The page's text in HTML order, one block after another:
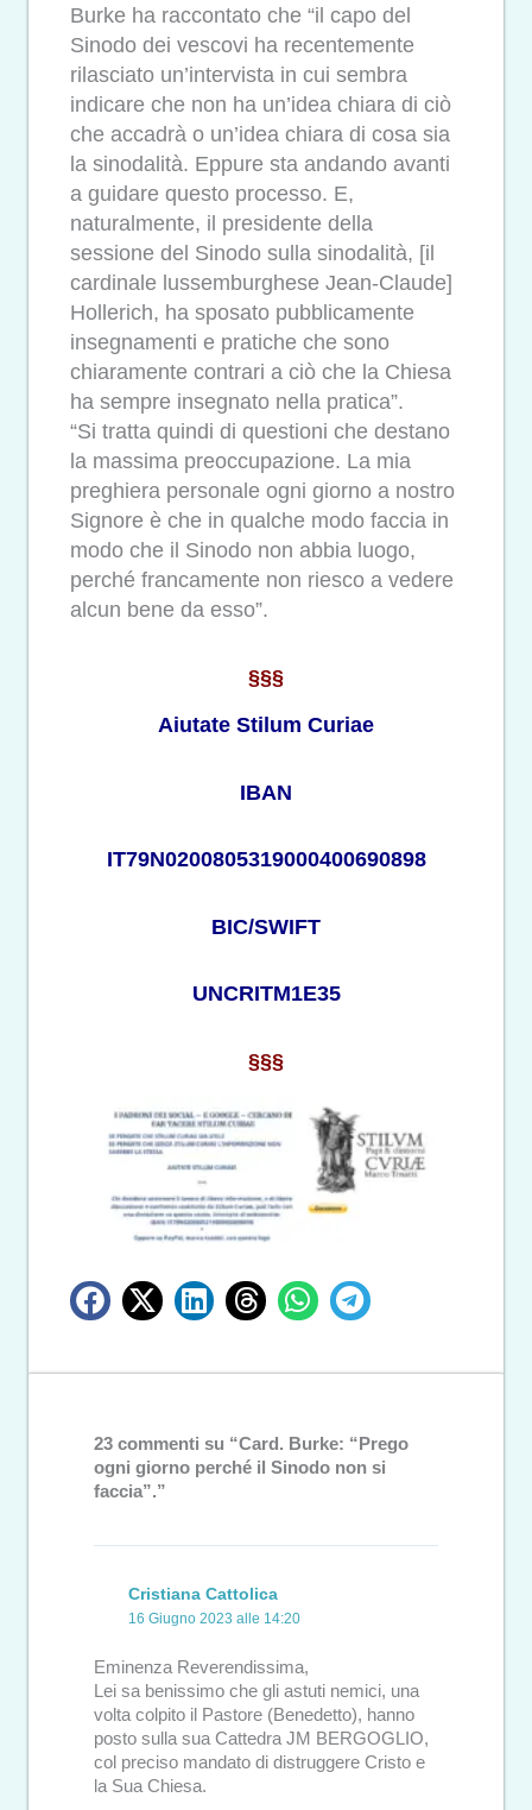
Burke ha raccontato che “il capo del
Sinodo dei vescovi ha recentemente
rilasciato un’intervista in cui sembra
indicare che non ha un’idea chiara di ciò
che accadrà o un’idea chiara di cosa sia
la sinodalità. Eppure sta andando avanti
a guidare questo processo. E,
naturalmente, il presidente della
sessione del Sinodo sulla sinodalità, [il
cardinale lussemburghese Jean-Claude]
Hollerich, ha sposato pubblicamente
insegnamenti e pratiche che sono
chiaramente contrari a ciò che la Chiesa
ha sempre insegnato nella pratica”.
“Si tratta quindi di questioni che destano
la massima preoccupazione. La mia
preghiera personale ogni giorno a nostro
Signore è che in qualche modo faccia in
modo che il Sinodo non abbia luogo,
perché francamente non riesco a vedere
alcun bene da esso”.
§§§
Aiutate Stilum Curiae
IBAN
IT79N0200805319000400690898
BIC/SWIFT
UNCRITM1E35
§§§
23 commenti su “Card. Burke: “Prego
ogni giorno perché il Sinodo non si
faccia”.”
Cristiana Cattolica
16 Giugno 2023 alle 14:20
Eminenza Reverendissima,
Lei sa benissimo che gli astuti nemici, una
volta colpito il Pastore (Benedetto), hanno
posto sulla sua Cattedra JM BERGOGLIO,
col preciso mandato di distruggere Cristo e
la Sua Chiesa.